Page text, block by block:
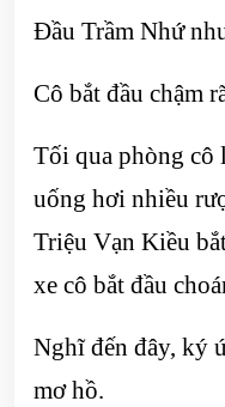
Đầu Trầm Nhứ
Cô bắt đầu chậm
Tối qua phòng cô
uống hơi nhiều
Triệu Vạn Kiều
xe cô bắt đầu
Nghĩ đến đây, ký
mơ hồ.